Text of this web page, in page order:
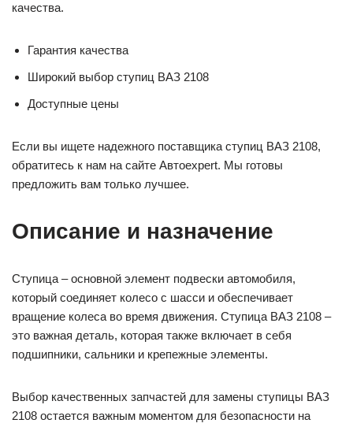
качества.
Гарантия качества
Широкий выбор ступиц ВАЗ 2108
Доступные цены
Если вы ищете надежного поставщика ступиц ВАЗ 2108,
обратитесь к нам на сайте Автоexpert. Мы готовы
предложить вам только лучшее.
Описание и назначение
Ступица – основной элемент подвески автомобиля,
который соединяет колесо с шасси и обеспечивает
вращение колеса во время движения. Ступица ВАЗ 2108 –
это важная деталь, которая также включает в себя
подшипники, сальники и крепежные элементы.
Выбор качественных запчастей для замены ступицы ВАЗ
2108 остается важным моментом для безопасности на